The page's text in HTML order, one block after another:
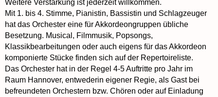
Weitere Verstärkung ist jederzeit willkommen.
Mit 1. bis 4. Stimme, Pianistin, Bassistin und Schlagzeuger
hat das Orchester eine für Akkordeongruppen übliche
Besetzung. Musical, Filmmusik, Popsongs,
Klassikbearbeitungen oder auch eigens für das Akkordeon
komponierte Stücke finden sich auf der Repertoireliste.
Das Orchester hat in der Regel 4-5 Auftritte pro Jahr im
Raum Hannover, entwederin eigener Regie, als Gast bei
befreundeten Orchestern bzw. Chören oder auf Einladung